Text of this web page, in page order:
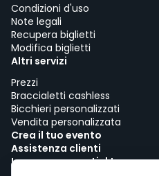
Condizioni d'uso
Note legali
Recupera biglietti
Modifica biglietti
Altri servizi
Prezzi
Braccialetti cashless
Bicchieri personalizzati
Vendita personalizzata
Crea il tuo evento
Assistenza clienti
Lavora con woutick!